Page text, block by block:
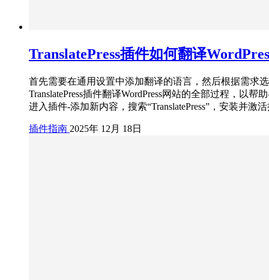
TranslatePress插件如何翻译
首先需要在通用设置中添加翻译的语言，然后根据需求
TranslatePress插件翻译WordPress网站的全部过程，以
进入插件-添加新内容，搜索“TranslatePress”，安装并
插件指南 2025年 12月 18日